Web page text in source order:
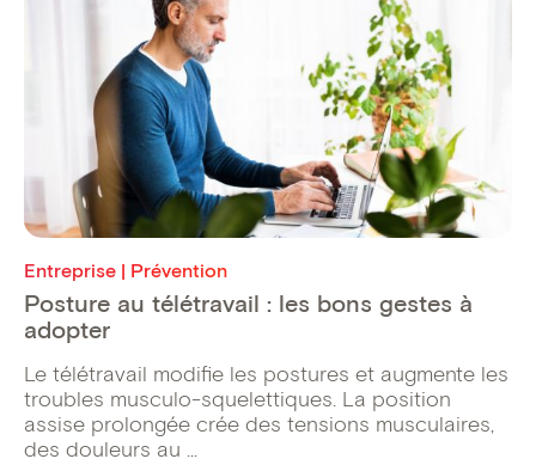
Entreprise | Prévention
Posture au télétravail : les bons gestes à
adopter
Le télétravail modifie les postures et augmente les
troubles musculo-squelettiques. La position
assise prolongée crée des tensions musculaires,
des douleurs au ...